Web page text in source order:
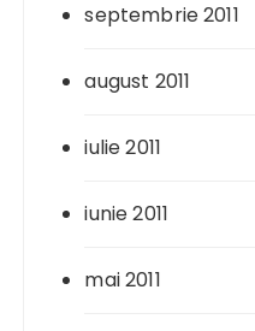
septembrie 2011
august 2011
iulie 2011
iunie 2011
mai 2011